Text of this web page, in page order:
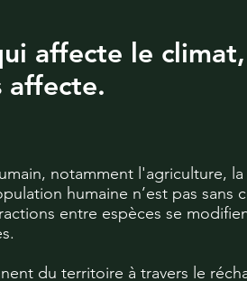
affecte le
affecte.
notamment l'agriculture,
humaine n’est pas sans
entre espèces se
du territoire à travers le